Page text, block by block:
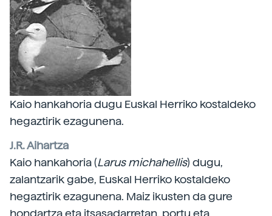
Kaio hankahoria dugu Euskal Herriko kostaldeko
hegaztirik ezagunena.
J.R. Aihartza
Kaio hankahoria (Larus michahellis) dugu,
zalantzarik gabe, Euskal Herriko kostaldeko
hegaztirik ezagunena. Maiz ikusten da gure
hondartza eta itsasadarretan, portu eta